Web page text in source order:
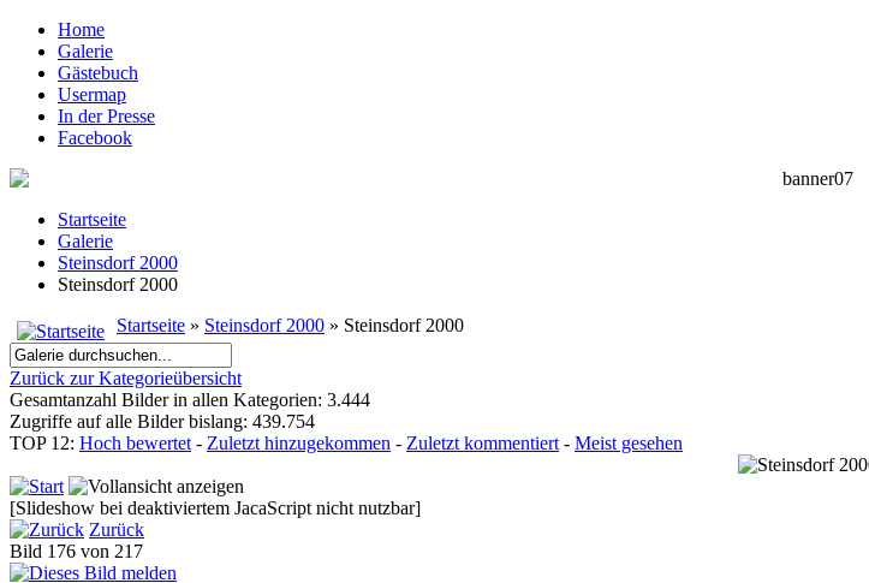
Home
Galerie
Gästebuch
Usermap
In der Presse
Facebook
Startseite
Galerie
Steinsdorf 2000
Steinsdorf 2000
Startseite » Steinsdorf 2000 » Steinsdorf 2000
Zurück zur Kategorieübersicht
Gesamtanzahl Bilder in allen Kategorien: 3.444
Zugriffe auf alle Bilder bislang: 439.754
TOP 12: Hoch bewertet - Zuletzt hinzugekommen - Zuletzt kommentiert - Meist gesehen
[Slideshow bei deaktiviertem JacaScript nicht nutzbar]
Zurück
Bild 176 von 217